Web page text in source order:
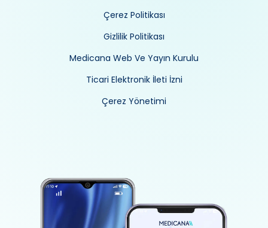
Çerez Politikası
Gizlilik Politikası
Medicana Web Ve Yayın Kurulu
Ticari Elektronik İleti İzni
Çerez Yönetimi